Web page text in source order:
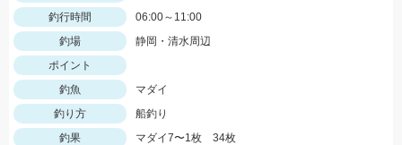
釣行時間
06:00～11:00
釣場
静岡・清水周辺
ポイント
釣魚
マダイ
釣り方
船釣り
釣果
マダイ7〜1枚 34枚